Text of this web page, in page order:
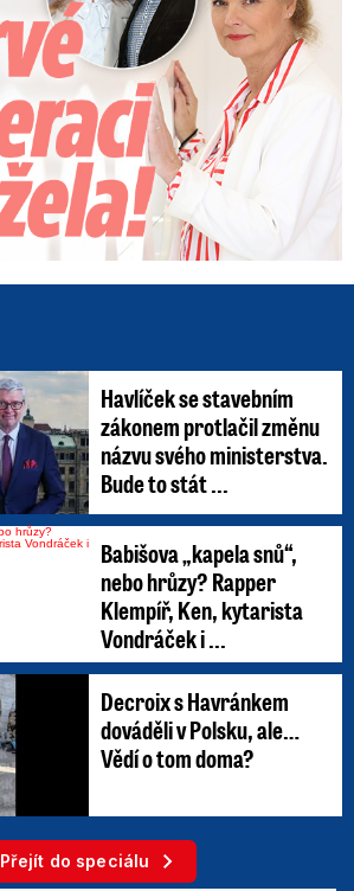
Havlíček se stavebním
zákonem protlačil změnu
názvu svého ministerstva.
Bude to stát ...
Babišova „kapela snů“,
nebo hrůzy? Rapper
Klempíř, Ken, kytarista
Vondráček i ...
Decroix s Havránkem
dováděli v Polsku, ale…
Vědí o tom doma?
Přejít do speciálu